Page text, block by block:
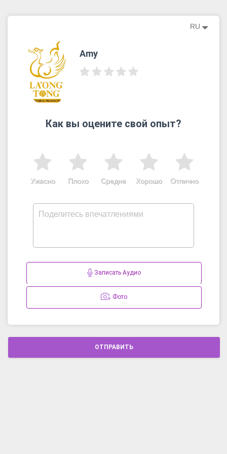
RU
Amy
Как вы оцените свой опыт?
Отлично
Хорошо
Средне
Плохо
Ужасно
Записать Аудио
Фото
ОТПРАВИТЬ